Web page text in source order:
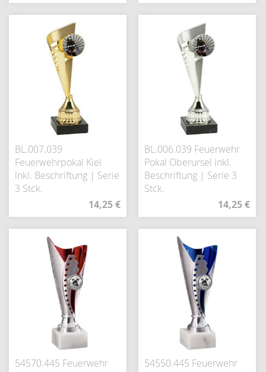
BL.007.039
Feuerwehrpokal Kiel
inkl. Beschriftung | Serie
3 Stck.
14,25 €
BL.006.039 Feuerwehr
Pokal Oberursel inkl.
Beschriftung | Serie 3
Stck.
14,25 €
54570.445 Feuerwehr
54550.445 Feuerwehr